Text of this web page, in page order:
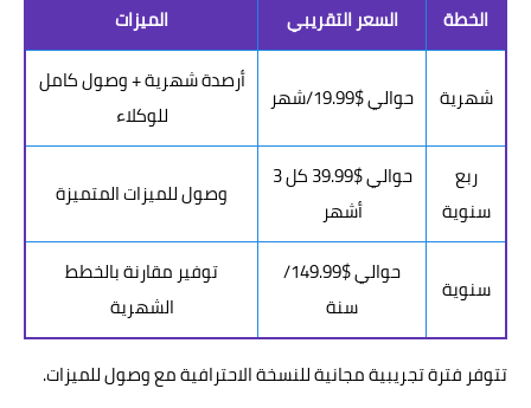
الخطة
السعر التقريبي الميزات
شهرية حوالي $19.99/شهر
أرصدة شهرية + وصول كامل
للوكلاء
ربع
سنوية
حوالي $39.99 كل 3
أشهر
وصول للميزات المتميزة
سنوية
حوالي $149.99/
سنة
توفير مقارنة بالخطط
الشهرية
تتوفر فترة تجريبية مجانية للنسخة الاحترافية مع وصول للميزات.